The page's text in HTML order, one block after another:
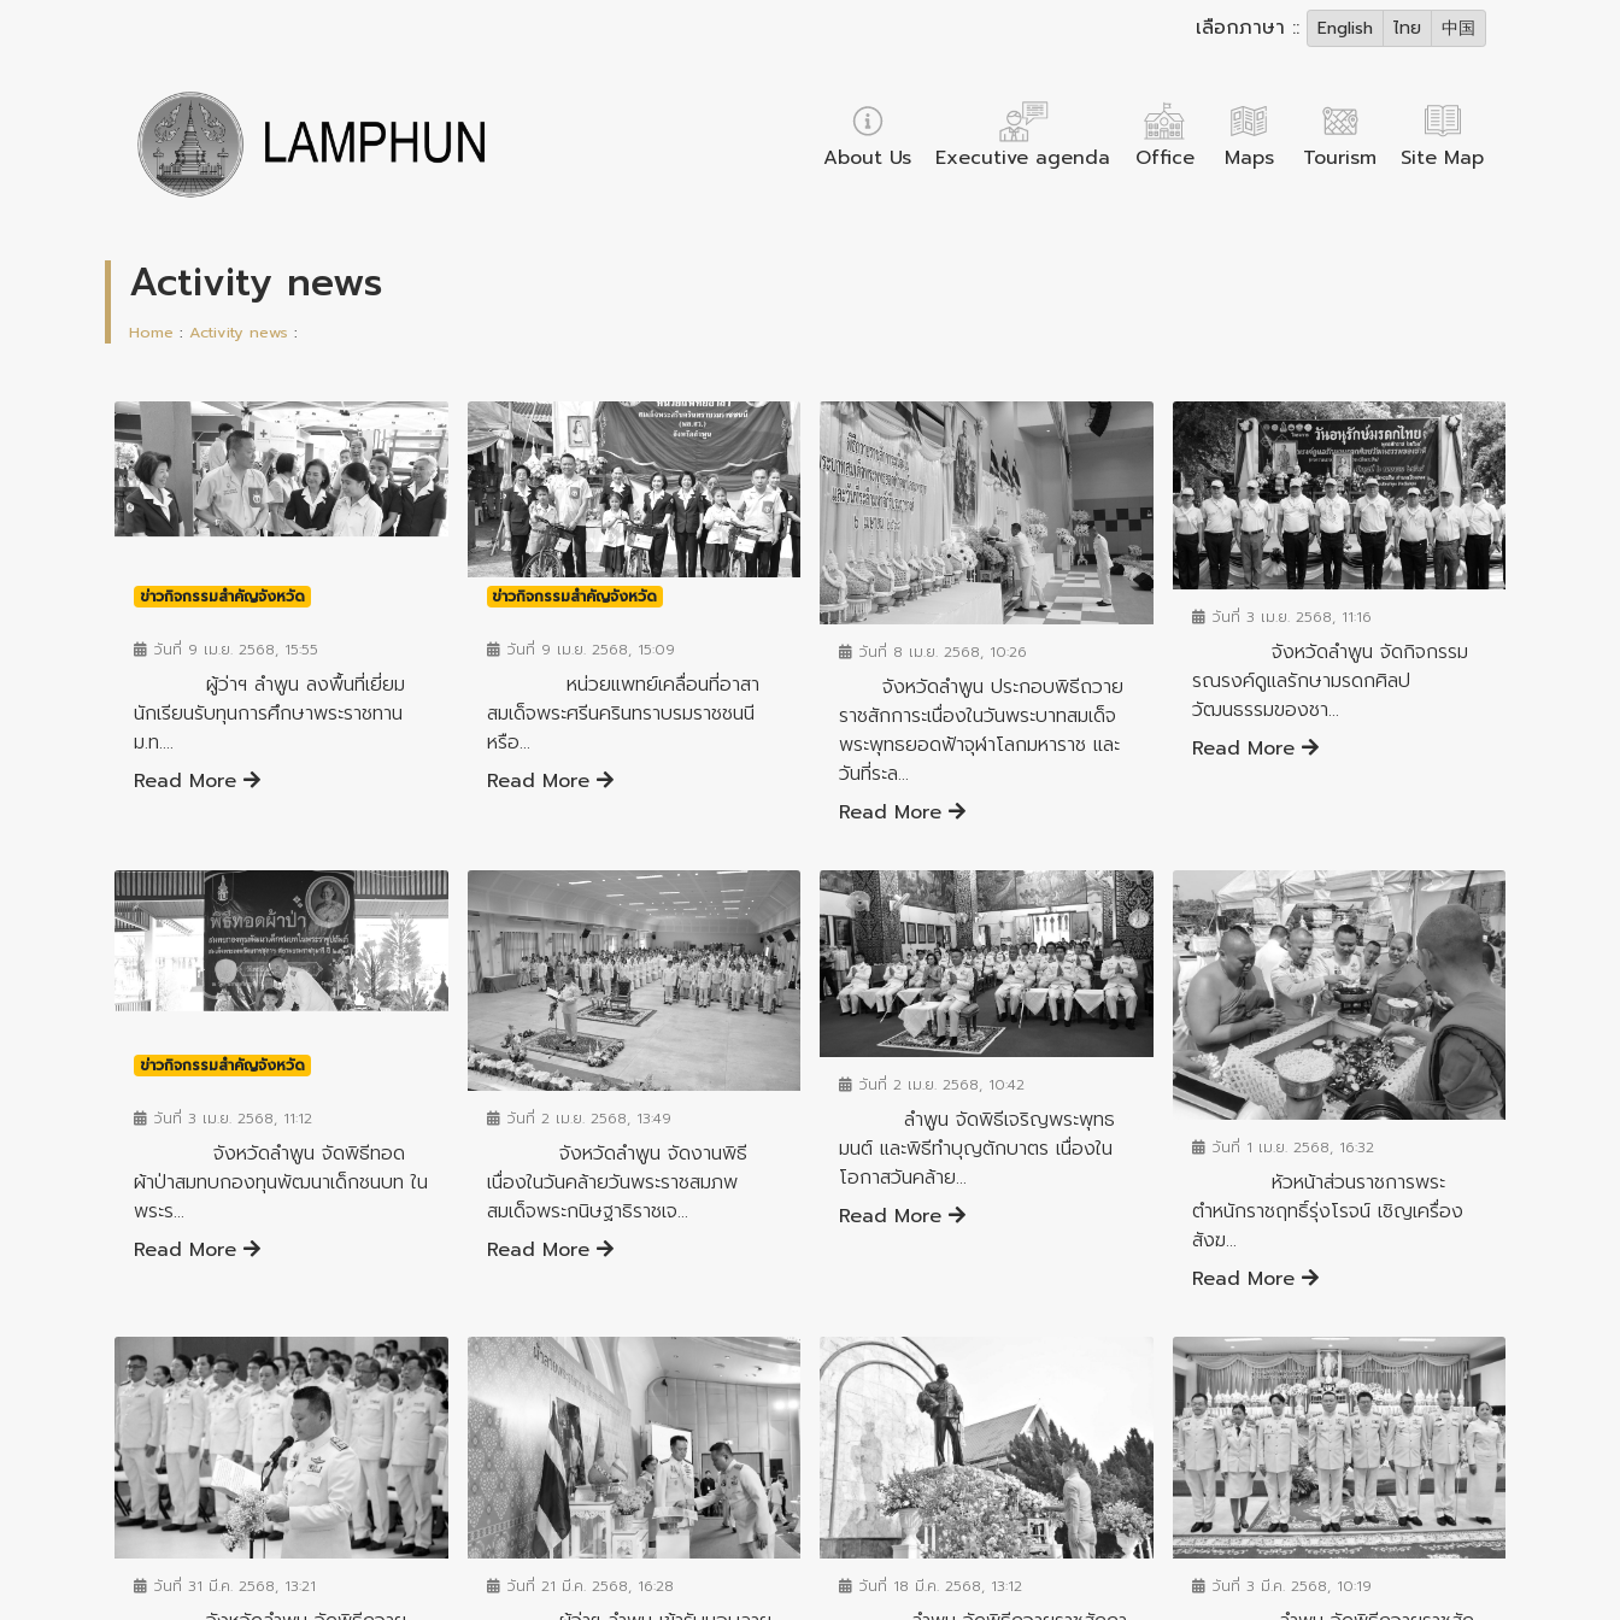
เลือกภาษา :: English ไทย 中国
About Us Executive agenda Office Maps Tourism Site Map
Activity news
Home : Activity news :
ข่าวกิจกรรมสำคัญจังหวัด
วันที่ 9 เม.ย. 2568, 15:55
ผู้ว่าฯ ลำพูน ลงพื้นที่เยี่ยม
นักเรียนรับทุนการศึกษาพระราชทาน
ม.ท....
Read More
ข่าวกิจกรรมสำคัญจังหวัด
วันที่ 9 เม.ย. 2568, 15:09
หน่วยแพทย์เคลื่อนที่อาสา
สมเด็จพระศรีนครินทราบรมราชชนนี
หรือ...
Read More
ข่าวกิจกรรมสำคัญจังหวัด
วันที่ 8 เม.ย. 2568, 10:26
จังหวัดลำพูน ประกอบพิธีถวาย
ราชสักการะเนื่องในวันพระบาทสมเด็จ
พระพุทธยอดฟ้าจุฬาโลกมหาราช และ
วันที่ระล...
Read More
ข่าวกิจกรรมสำคัญจังหวัด
วันที่ 3 เม.ย. 2568, 11:16
จังหวัดลำพูน จัดกิจกรรม
รณรงค์ดูแลรักษามรดกศิลป
วัฒนธรรมของชา...
Read More
ข่าวกิจกรรมสำคัญจังหวัด
วันที่ 3 เม.ย. 2568, 11:12
จังหวัดลำพูน จัดพิธีทอด
ผ้าป่าสมทบกองทุนพัฒนาเด็กชนบท ใน
พระร...
Read More
ข่าวกิจกรรมสำคัญจังหวัด
วันที่ 2 เม.ย. 2568, 13:49
จังหวัดลำพูน จัดงานพิธี
เนื่องในวันคล้ายวันพระราชสมภพ
สมเด็จพระกนิษฐาธิราชเจ...
Read More
ข่าวกิจกรรมสำคัญจังหวัด
วันที่ 2 เม.ย. 2568, 10:42
ลำพูน จัดพิธีเจริญพระพุทธ
มนต์ และพิธีทำบุญตักบาตร เนื่องใน
โอกาสวันคล้าย...
Read More
ข่าวกิจกรรมสำคัญจังหวัด
วันที่ 1 เม.ย. 2568, 16:32
หัวหน้าส่วนราชการพระ
ตำหนักราชฤทธิ์รุ่งโรจน์ เชิญเครื่อง
สังฆ...
Read More
ข่าวกิจกรรมสำคัญจังหวัด
วันที่ 31 มี.ค. 2568, 13:21
ข่าวกิจกรรมสำคัญจังหวัด
วันที่ 21 มี.ค. 2568, 16:28
ข่าวกิจกรรมสำคัญจังหวัด
วันที่ 18 มี.ค. 2568, 13:12
ข่าวกิจกรรมสำคัญจังหวัด
วันที่ 3 มี.ค. 2568, 10:19